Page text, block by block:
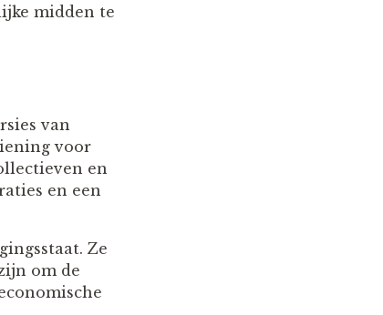
midden te
van
voor
en
en een
Ze
om de